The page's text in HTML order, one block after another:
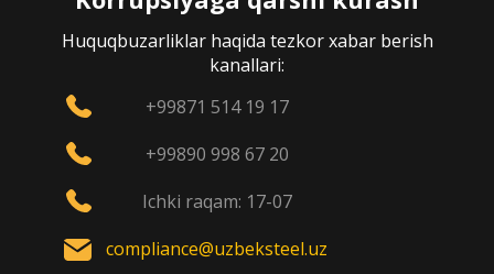
Huquqbuzarliklar haqida tezkor xabar berish
kanallari:
+99871 514 19 17
+99890 998 67 20
Ichki raqam: 17-07
compliance@uzbeksteel.uz